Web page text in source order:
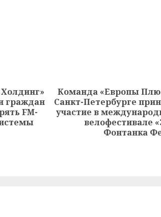
Предыдущая
граждан
FM-
Следующая
Команда «Европы
Санкт-Петербурге
участие в
велофестивале
Фонтанка